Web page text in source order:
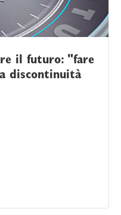
il futuro: "fare
discontinuità